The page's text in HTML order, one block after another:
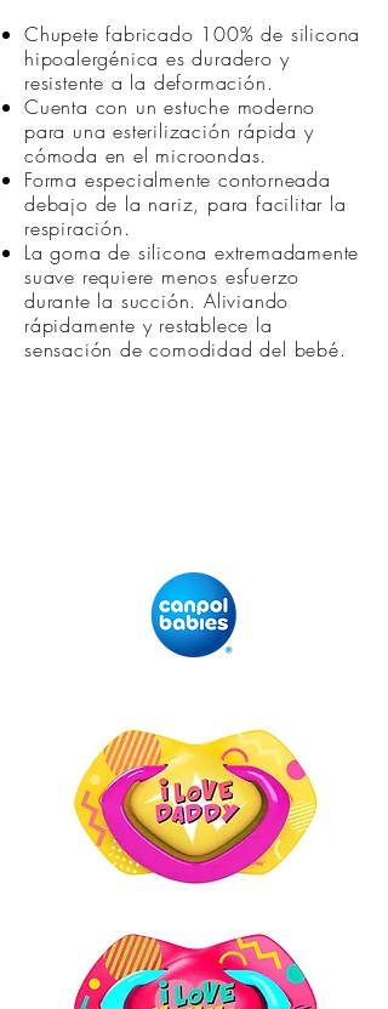
Chupete fabricado 100% de silicona
hipoalergénica es duradero y
resistente a la deformación.
Cuenta con un estuche moderno
para una esterilización rápida y
cómoda en el microondas.
Forma especialmente contorneada
debajo de la nariz, para facilitar la
respiración.
La goma de silicona extremadamente
suave requiere menos esfuerzo
durante la succión. Aliviando
rápidamente y restablece la
sensación de comodidad del bebé.